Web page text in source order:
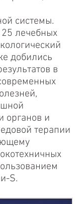
системы.
лечебных
добились
в
органов и
терапии
S.